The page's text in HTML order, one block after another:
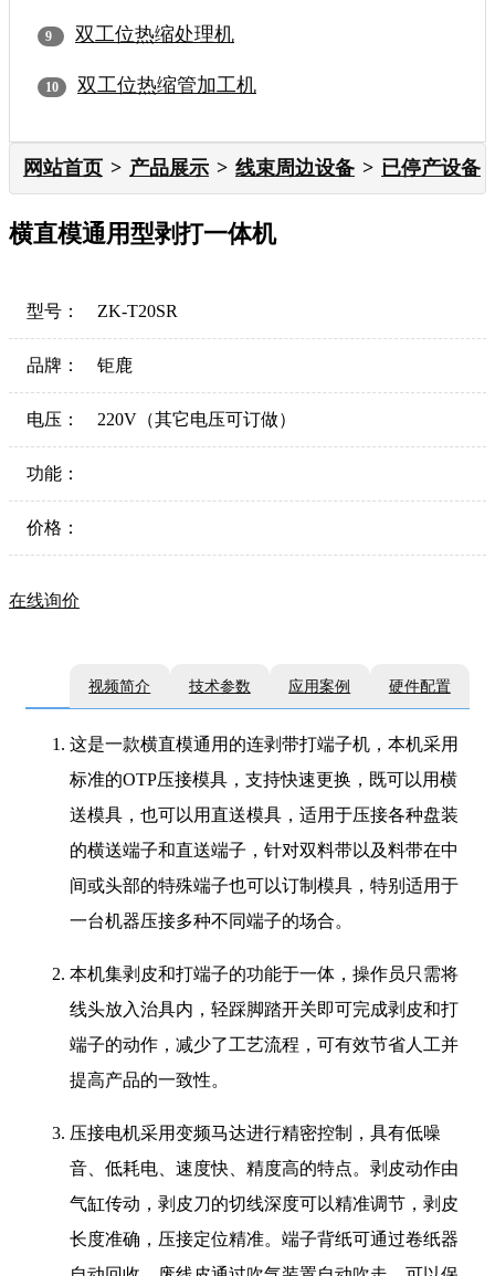
双工位热缩处理机
双工位热缩管加工机
网站首页 产品展示 线束周边设备 已停产设备
横直模通用型剥打一体机
型号： ZK-T20SR
品牌： 钜鹿
电压： 220V（其它电压可订做）
功能：
价格：
在线询价
视频简介 技术参数 应用案例 硬件配置
这是一款横直模通用的连剥带打端子机，本机采用
标准的OTP压接模具，支持快速更换，既可以用横
送模具，也可以用直送模具，适用于压接各种盘装
的横送端子和直送端子，针对双料带以及料带在中
间或头部的特殊端子也可以订制模具，特别适用于
一台机器压接多种不同端子的场合。
本机集剥皮和打端子的功能于一体，操作员只需将
线头放入治具内，轻踩脚踏开关即可完成剥皮和打
端子的动作，减少了工艺流程，可有效节省人工并
提高产品的一致性。
压接电机采用变频马达进行精密控制，具有低噪
音、低耗电、速度快、精度高的特点。剥皮动作由
气缸传动，剥皮刀的切线深度可以精准调节，剥皮
长度准确，压接定位精准。端子背纸可通过卷纸器